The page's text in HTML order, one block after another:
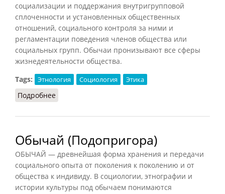
социализации и поддержания внутригрупповой
сплоченности и установленных общественных
отношений, социального контроля за ними и
регламентации поведения членов общества или
социальных групп. Обычаи пронизывают все сферы
жизнедеятельности общества.
Tags:
Этнология Социология Этика
Подробнее
Обычай (Подопригора)
ОБЫЧАЙ — древнейшая форма хранения и передачи
социального опыта от поколения к поколению и от
общества к индивиду. В социологии, этнографии и
истории культуры под обычаем понимаются